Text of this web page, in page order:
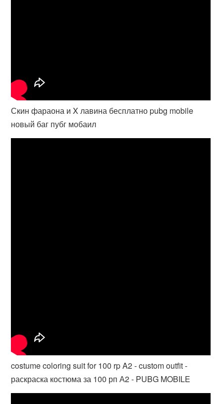
Скин фараона и X лавина бесплатно pubg mobile
новый баг пубг мобаил
costume coloring suit for 100 rp A2 - custom outfit -
раскраска костюма за 100 рп А2 - PUBG MOBILE